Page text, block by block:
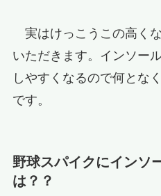
実はけっこうこの高く
いただきます。インソー
しやすくなるので何とな
です。
野球スパイクにインソ
は？？